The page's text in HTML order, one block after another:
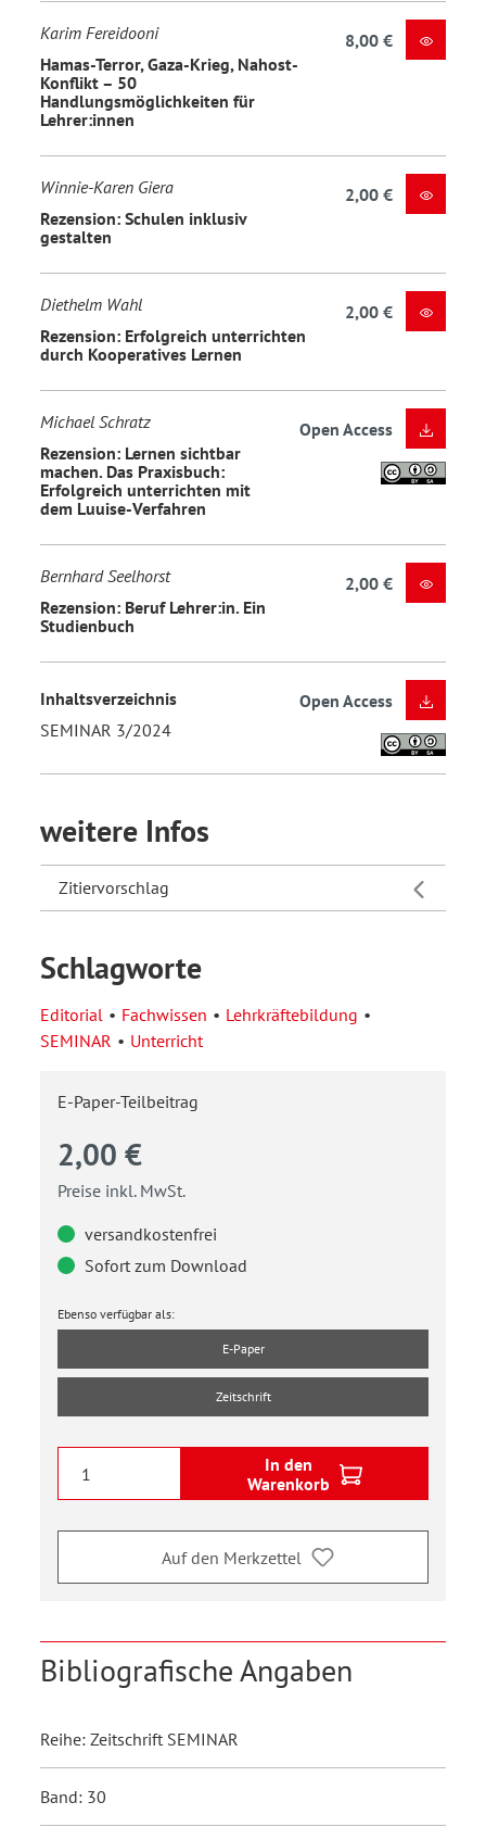
Karim Fereidooni
Hamas-Terror, Gaza-Krieg, Nahost-
Konflikt – 50
Handlungsmöglichkeiten für
Lehrer:innen
8,00 €
Winnie-Karen Giera
Rezension: Schulen inklusiv
gestalten
2,00 €
Diethelm Wahl
Rezension: Erfolgreich unterrichten
durch Kooperatives Lernen
2,00 €
Michael Schratz
Rezension: Lernen sichtbar
machen. Das Praxisbuch:
Erfolgreich unterrichten mit
dem Luuise-Verfahren
Open Access
Bernhard Seelhorst
Rezension: Beruf Lehrer:in. Ein
Studienbuch
2,00 €
Inhaltsverzeichnis
SEMINAR 3/2024
Open Access
weitere Infos
Zitiervorschlag
Schlagworte
Editorial Fachwissen
Lehrkräftebildung
SEMINAR
Unterricht
E-Paper-Teilbeitrag
2,00 €
Preise inkl. MwSt.
versandkostenfrei
Sofort zum Download
Ebenso verfügbar als:
E-Paper
Zeitschrift
In den
Warenkorb
Auf den Merkzettel
Bibliografische Angaben
Reihe: Zeitschrift SEMINAR
Band: 30